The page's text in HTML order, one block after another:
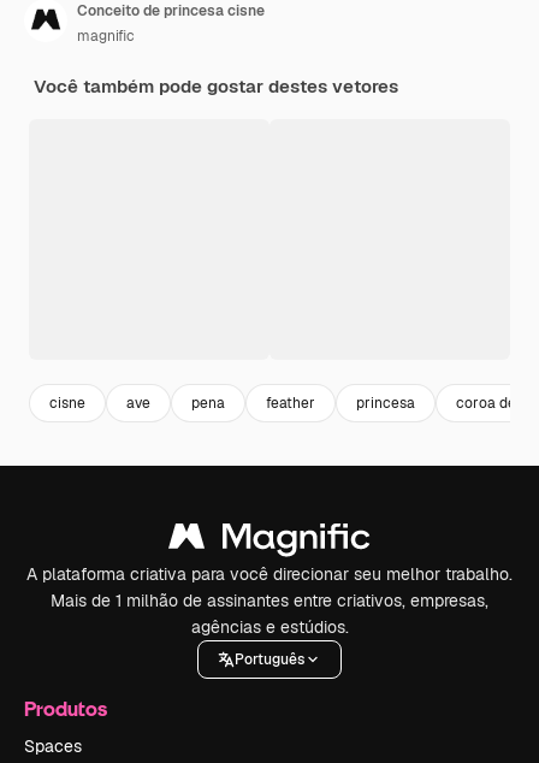
Conceito de princesa cisne
magnific
Você também pode gostar destes vetores
cisne ave pena feather princesa coroa de
A plataforma criativa para você direcionar seu melhor trabalho.
Mais de 1 milhão de assinantes entre criativos, empresas,
agências e estúdios.
Português
Produtos
Spaces